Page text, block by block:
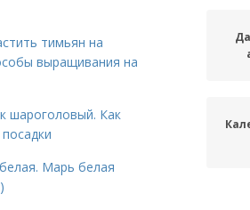
тимьян на
выращивания на
шароголовый. Как
Марь белая